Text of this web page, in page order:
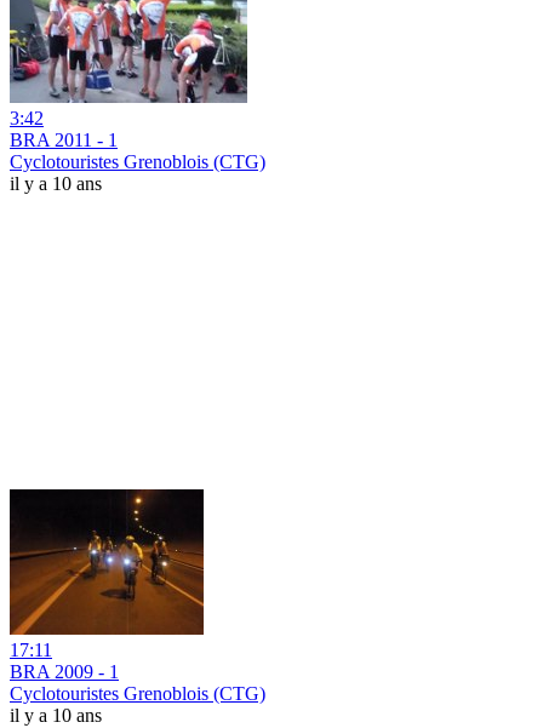
3:42
BRA 2011 - 1
Cyclotouristes Grenoblois (CTG)
il y a 10 ans
17:11
BRA 2009 - 1
Cyclotouristes Grenoblois (CTG)
il y a 10 ans